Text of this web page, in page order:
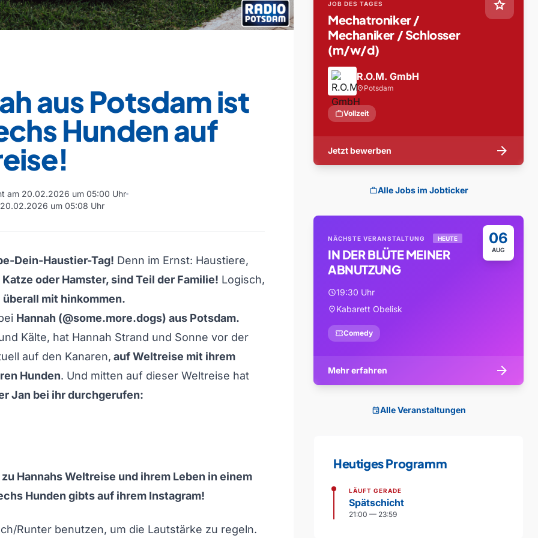
aus Potsdam ist
Hunden auf
am 20.02.2026 um 05:00 Uhr
um 05:08 Uhr
Dein-Haustier-Tag! Denn im Ernst: Haustiere,
Katze oder Hamster, sind Teil der Familie! Logisch,
überall mit hinkommen.
Hannah (@some.more.dogs) aus Potsdam.
Kälte, hat Hannah Strand und Sonne vor der
auf den Kanaren, auf Weltreise mit ihrem
Hunden. Und mitten auf dieser Weltreise hat
Jan bei ihr durchgerufen:
Runter benutzen, um die Lautstärke zu regeln.
Hannahs Weltreise und ihrem Leben in einem
Hunden gibtsauf ihrem Instagram!
star
JOB DES TAGES
Mechatroniker /
Mechaniker / Schlosser
(m/w/d)
R.O.M. GmbH
location_on Potsdam
workVollzeit
Jetzt bewerben arrow_forward
workAlle Jobs im Jobticker
06
AUG
NÄCHSTE VERANSTALTUNG HEUTE
IN DER BLÜTE MEINER
ABNUTZUNG
schedule19:30 Uhr
location_onKabarett Obelisk
confirmation_numberComedy
Mehr erfahren arrow_forward
eventAlle Veranstaltungen
Heutiges Programm
LÄUFT GERADE
Spätschicht
21:00 — 23:59